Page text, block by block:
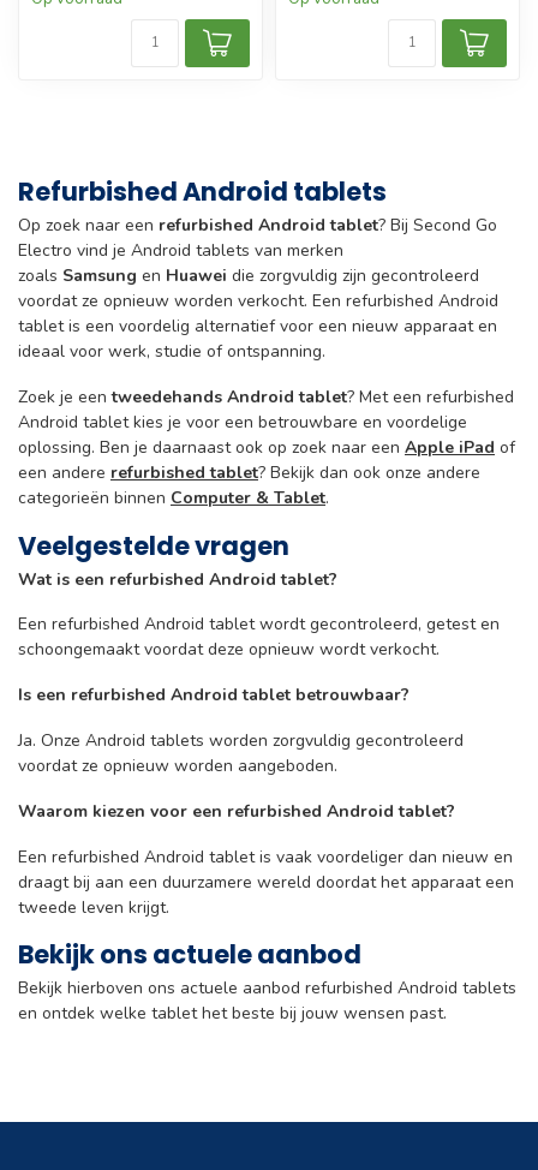
Refurbished Android tablets
Op zoek naar een refurbished Android tablet? Bij Second Go
Electro vind je Android tablets van merken
zoals Samsung en Huawei die zorgvuldig zijn gecontroleerd
voordat ze opnieuw worden verkocht. Een refurbished Android
tablet is een voordelig alternatief voor een nieuw apparaat en
ideaal voor werk, studie of ontspanning.
Zoek je eentweedehands Android tablet? Met een refurbished
Android tablet kies je voor een betrouwbare en voordelige
oplossing. Ben je daarnaast ook op zoek naar een Apple iPad of
een andere refurbished tablet? Bekijk dan ook onze andere
categorieën binnen Computer & Tablet.
Veelgestelde vragen
Wat is een refurbished Android tablet?
Een refurbished Android tablet wordt gecontroleerd, getest en
schoongemaakt voordat deze opnieuw wordt verkocht.
Is een refurbished Android tablet betrouwbaar?
Ja. Onze Android tablets worden zorgvuldig gecontroleerd
voordat ze opnieuw worden aangeboden.
Waarom kiezen voor een refurbished Android tablet?
Een refurbished Android tablet is vaak voordeliger dan nieuw en
draagt bij aan een duurzamere wereld doordat het apparaat een
tweede leven krijgt.
Bekijk ons actuele aanbod
Bekijk hierboven ons actuele aanbod refurbished Android tablets
en ontdek welke tablet het beste bij jouw wensen past.